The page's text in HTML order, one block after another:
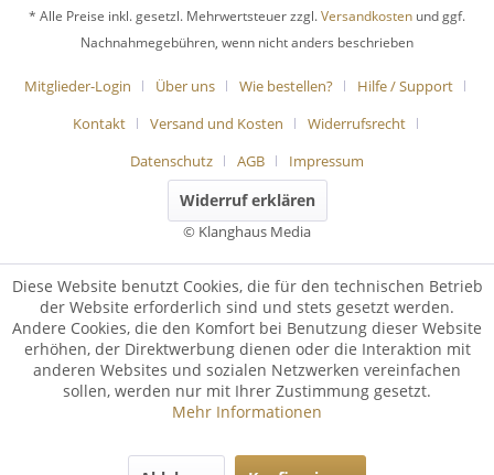
* Alle Preise inkl. gesetzl. Mehrwertsteuer zzgl.Versandkosten und ggf.
Nachnahmegebühren, wenn nicht anders beschrieben
Mitglieder-Login Über uns Wie bestellen?
Hilfe / Support
Kontakt
Versand und Kosten
Widerrufsrecht
Datenschutz
AGB Impressum
Widerruf erklären
© Klanghaus Media
Diese Website benutzt Cookies, die für den technischen Betrieb
der Website erforderlich sind und stets gesetzt werden.
Andere Cookies, die den Komfort bei Benutzung dieser Website
erhöhen, der Direktwerbung dienen oder die Interaktion mit
anderen Websites und sozialen Netzwerken vereinfachen
sollen, werden nur mit Ihrer Zustimmung gesetzt.
Mehr Informationen